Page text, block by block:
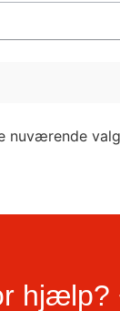
nuværende
hjælp?